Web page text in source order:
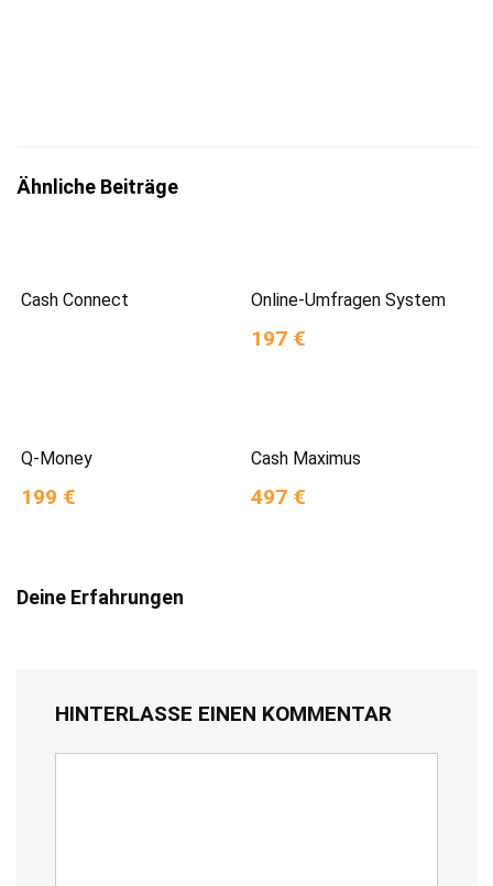
Ähnliche Beiträge
Cash Connect Online-Umfragen System
197 €
Q-Money
199 €
Cash Maximus
497 €
Deine Erfahrungen
HINTERLASSE EINEN KOMMENTAR